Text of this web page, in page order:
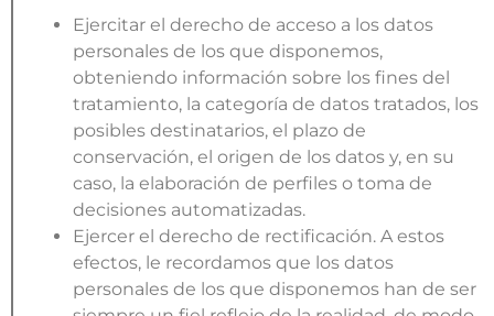
Ejercitar el derecho de acceso a los datos
personales de los que disponemos,
obteniendo información sobre los fines del
tratamiento, la categoría de datos tratados, los
posibles destinatarios, el plazo de
conservación, el origen de los datos y, en su
caso, la elaboración de perfiles o toma de
decisiones automatizadas.
Ejercer el derecho de rectificación. A estos
efectos, le recordamos que los datos
personales de los que disponemos han de ser